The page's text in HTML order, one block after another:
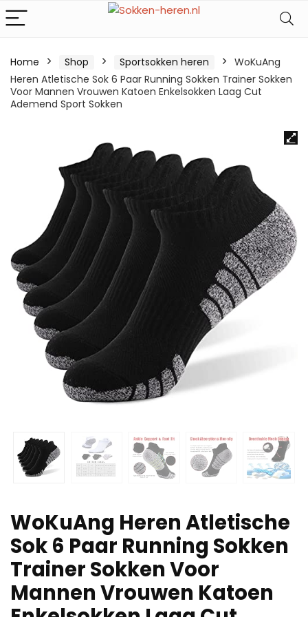
Home Shop Sportsokken heren
WoKuAng
Heren Atletische Sok 6 Paar Running Sokken Trainer Sokken
Voor Mannen Vrouwen Katoen Enkelsokken Laag Cut
Ademend Sport Sokken
WoKuAng Heren Atletische
Sok 6 Paar Running Sokken
Trainer Sokken Voor
Mannen Vrouwen Katoen